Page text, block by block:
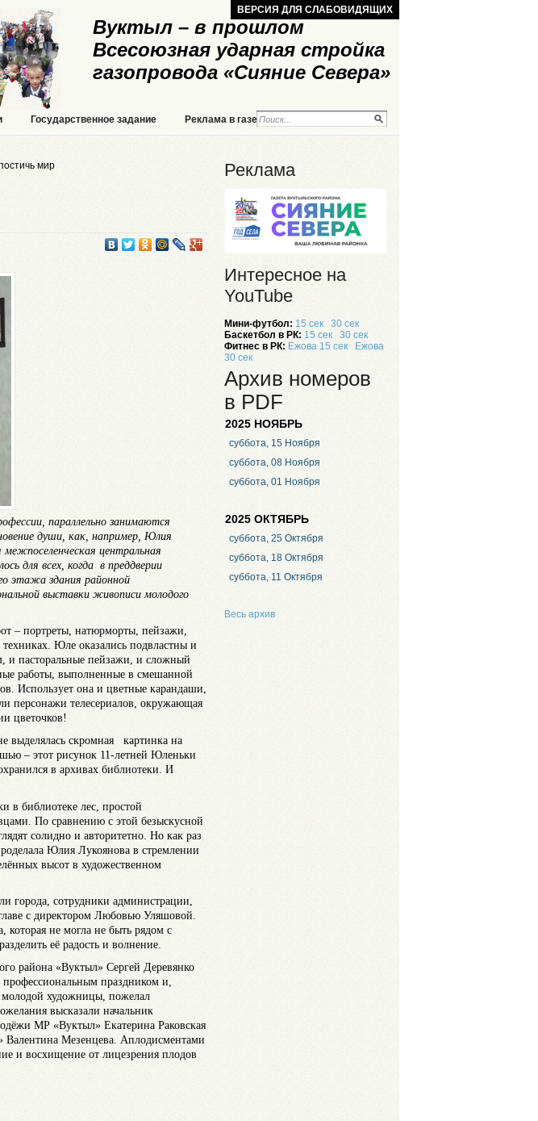
Вуктыл – в прошлом
Всесоюзная ударная стройка
газопровода «Сияние Севера»
ВЕРСИЯ ДЛЯ СЛАБОВИДЯЩИХ
Государственное задание Реклама в газете Реклама на сайте
мир
параллельно занимаются
души, как, например, Юлия
центральная
для всех, когда в преддверии
этажа здания районной
выставки живописи молодого
– портреты, натюрморты, пейзажи,
Юле оказались подвластны и
и пасторальные пейзажи, и сложный
работы, выполненные в смешанной
Использует она и цветные карандаши,
персонажи телесериалов, окружающая
цветочков!
выделялась скромная картинка на
– этот рисунок 11-летней Юленьки
в архивах библиотеки. И
в библиотеке лес, простой
По сравнению с этой безыскусной
солидно и авторитетно. Но как раз
Юлия Лукоянова в стремлении
высот в художественном
города, сотрудники администрации,
с директором Любовью Уляшовой.
не могла не быть рядом с
её радость и волнение.
района «Вуктыл» Сергей Деревянко
праздником и,
художницы, пожелал
высказали начальник
МР «Вуктыл» Екатерина Раковская
Мезенцева. Аплодисментами
и восхищение от лицезрения плодов
Реклама
Интересное на
YouTube
Мини-футбол: 15 сек
30 сек
Баскетбол в РК: 15 сек
30 сек
Фитнес в РК: Ежова 15 сек
Ежова
30 сек
Архив номеров
в PDF
2025 НОЯБРЬ
суббота, 15 Ноября
суббота, 08 Ноября
суббота, 01 Ноября
2025 ОКТЯБРЬ
суббота, 25 Октября
суббота, 18 Октября
суббота, 11 Октября
Весь архив